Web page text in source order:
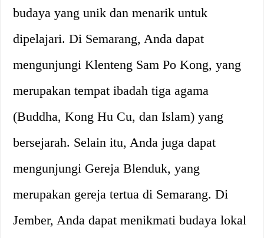
budaya yang unik dan menarik untuk
dipelajari. Di Semarang, Anda dapat
mengunjungi Klenteng Sam Po Kong, yang
merupakan tempat ibadah tiga agama
(Buddha, Kong Hu Cu, dan Islam) yang
bersejarah. Selain itu, Anda juga dapat
mengunjungi Gereja Blenduk, yang
merupakan gereja tertua di Semarang. Di
Jember, Anda dapat menikmati budaya lokal